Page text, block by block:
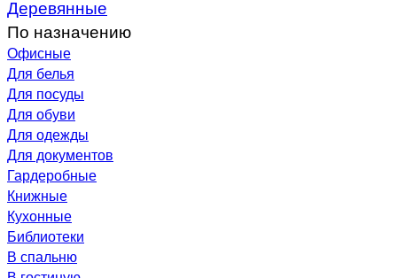
Деревянные
По назначению
Офисные
Для белья
Для посуды
Для обуви
Для одежды
Для документов
Гардеробные
Книжные
Кухонные
Библиотеки
В спальню